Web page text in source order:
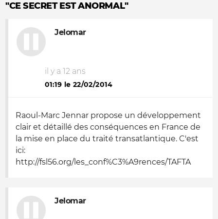
"CE SECRET EST ANORMAL"
Jelomar
il y a 12 ans
01:19 le 22/02/2014
Raoul-Marc Jennar propose un développement
clair et détaillé des conséquences en France de
la mise en place du traité transatlantique. C'est
ici:
http://fsl56.org/les_conf%C3%A9rences/TAFTA
Jelomar